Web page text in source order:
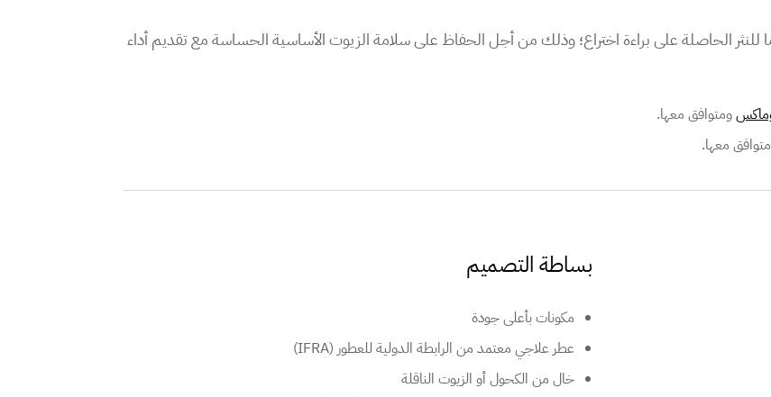
للنثر الحاصلة على براءة اختراع؛ وذلك من أجل الحفاظ على سلامة الزيوت الأساسية الحساسة مع تقديم أداء
ومتوافق معها.
معها.
بساطة التصميم
مكونات بأعلى جودة
عطر علاجي معتمد من الرابطة الدولية للعطور (IFRA)
خال من الكحول أو الزيوت الناقلة